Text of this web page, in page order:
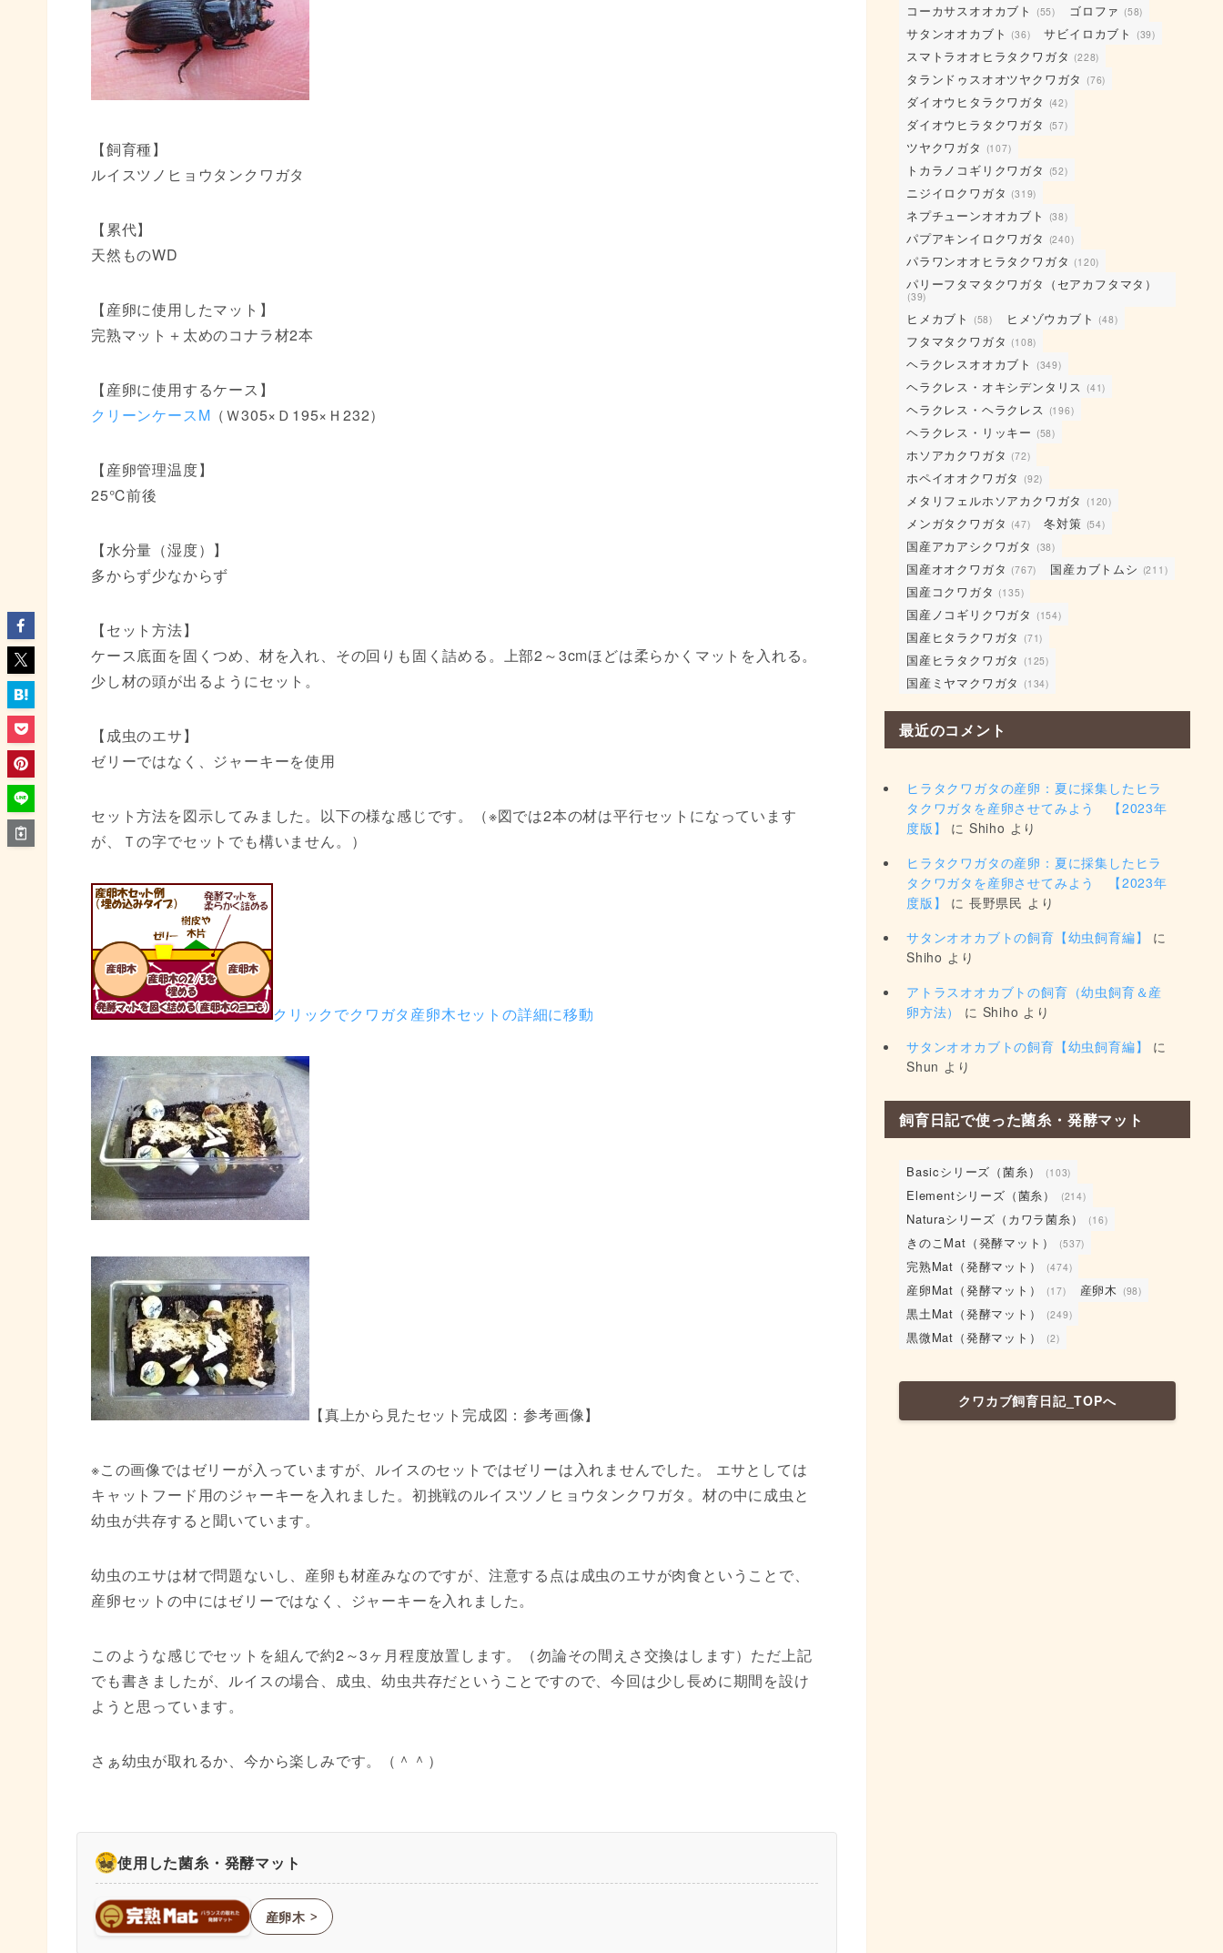
【飼育種】
ルイスツノヒョウタンクワガタ
【累代】
天然ものWD
【産卵に使用したマット】
完熟マット＋太めのコナラ材2本
【産卵に使用するケース】
クリーンケースM （Ｗ305×Ｄ195×Ｈ232）
【産卵管理温度】
25℃前後
【水分量（湿度）】
多からず少なからず
【セット方法】
ケース底面を固くつめ、材を入れ、その回りも固く詰める。上部2～3cmほどは柔らかくマットを入れる。
少し材の頭が出るようにセット。
【成虫のエサ】
ゼリーではなく、ジャーキーを使用
セット方法を図示してみました。以下の様な感じです。（※図では2本の材は平行セットになっています
が、Ｔの字でセットでも構いません。）
クリックでクワガタ産卵木セットの詳細に移動
【真上から見たセット完成図：参考画像】
※この画像ではゼリーが入っていますが、ルイスのセットではゼリーは入れませんでした。 エサとしては
キャットフード用のジャーキーを入れました。初挑戦のルイスツノヒョウタンクワガタ。材の中に成虫と
幼虫が共存すると聞いています。
幼虫のエサは材で問題ないし、産卵も材産みなのですが、注意する点は成虫のエサが肉食ということで、
産卵セットの中にはゼリーではなく、ジャーキーを入れました。
このような感じでセットを組んで約2～3ヶ月程度放置します。（勿論その間えさ交換はします）ただ上記
でも書きましたが、ルイスの場合、成虫、幼虫共存だということですので、今回は少し長めに期間を設け
ようと思っています。
さぁ幼虫が取れるか、今から楽しみです。（＾＾）
使用した菌糸・発酵マット
産卵木 ᐳ
コーカサスオオカブト (55) ゴロファ (58)
サタンオオカブト (36) サビイロカブト (39)
スマトラオオヒラタクワガタ (228)
タランドゥスオオツヤクワガタ (76)
ダイオウヒタラクワガタ (42)
ダイオウヒラタクワガタ (57)
ツヤクワガタ (107)
トカラノコギリクワガタ (52)
ニジイロクワガタ (319)
ネプチューンオオカブト (38)
パプアキンイロクワガタ (240)
パラワンオオヒラタクワガタ (120)
パリーフタマタクワガタ（セアカフタマタ）
(39)
ヒメカブト (58) ヒメゾウカブト (48)
フタマタクワガタ (108)
ヘラクレスオオカブト (349)
ヘラクレス・オキシデンタリス (41)
ヘラクレス・ヘラクレス (196)
ヘラクレス・リッキー (58)
ホソアカクワガタ (72)
ホペイオオクワガタ (92)
メタリフェルホソアカクワガタ (120)
メンガタクワガタ (47) 冬対策 (54)
国産アカアシクワガタ (38)
国産オオクワガタ (767) 国産カブトムシ (211)
国産コクワガタ (135)
国産ノコギリクワガタ (154)
国産ヒタラクワガタ (71)
国産ヒラタクワガタ (125)
国産ミヤマクワガタ (134)
最近のコメント
ヒラタクワガタの産卵：夏に採集したヒラ
タクワガタを産卵させてみよう 【2023年
度版】
に Shiho より
ヒラタクワガタの産卵：夏に採集したヒラ
タクワガタを産卵させてみよう 【2023年
度版】
に 長野県民 より
サタンオオカブトの飼育【幼虫飼育編】
に
Shiho より
アトラスオオカブトの飼育（幼虫飼育＆産
卵方法）
に Shiho より
サタンオオカブトの飼育【幼虫飼育編】
に
Shun より
飼育日記で使った菌糸・発酵マット
Basicシリーズ（菌糸） (103)
Elementシリーズ（菌糸） (214)
Naturaシリーズ（カワラ菌糸） (16)
きのこMat（発酵マット） (537)
完熟Mat（発酵マット） (474)
産卵Mat（発酵マット） (17) 産卵木 (98)
黒土Mat（発酵マット） (249)
黒微Mat（発酵マット） (2)
クワカブ飼育日記_TOPへ